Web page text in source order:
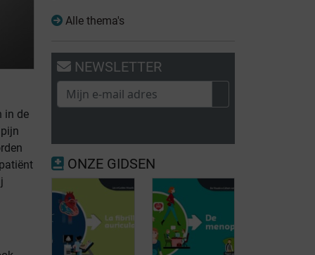
in de
Alle thema's
NEWSLETTER
ONZE GIDSEN